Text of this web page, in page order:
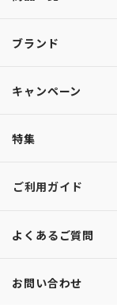
ブランド
キャンペーン
特集
ご利用ガイド
よくあるご質問
お問い合わせ